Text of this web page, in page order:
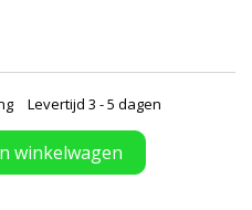
Levertijd 3 - 5 dagen
winkelwagen